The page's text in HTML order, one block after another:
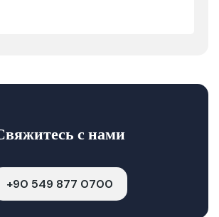
с нами
+90 549 877 0700